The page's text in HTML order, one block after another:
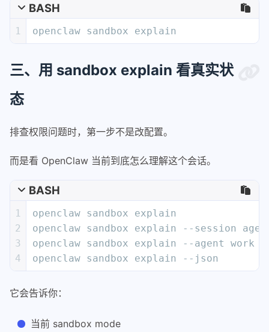
BASH
1 openclaw sandbox explain
三、用 sandbox explain 看真实状
态
排查权限问题时，第一步不是改配置。
而是看 OpenClaw 当前到底怎么理解这个会话。
BASH
1
2
3
4
openclaw sandbox explain
openclaw sandbox explain --session
openclaw sandbox explain --agent work
openclaw sandbox explain --json
它会告诉你：
当前 sandbox mode